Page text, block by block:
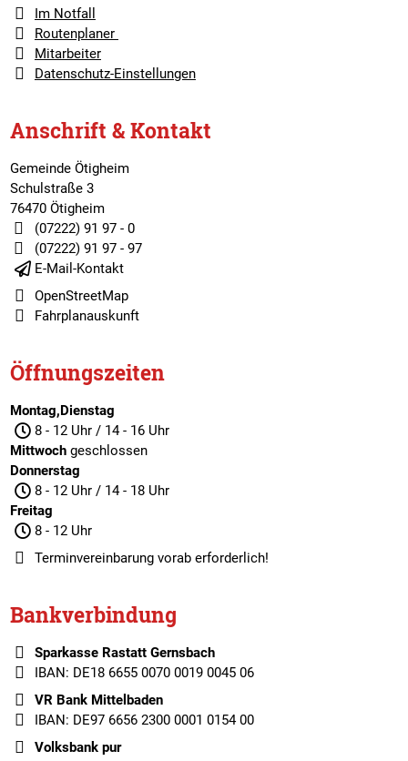
Im Notfall
Routenplaner
Mitarbeiter
Datenschutz-Einstellungen
Anschrift & Kontakt
Gemeinde Ötigheim
Schulstraße 3
76470 Ötigheim
(07222) 91 97 - 0
(07222) 91 97 - 97
E-Mail-Kontakt
OpenStreetMap
Fahrplanauskunft
Öffnungszeiten
Montag,Dienstag
8 - 12 Uhr / 14 - 16 Uhr
Mittwochgeschlossen
Donnerstag
8 - 12 Uhr / 14 - 18 Uhr
Freitag
8 - 12 Uhr
Terminvereinbarungvorab erforderlich!
Bankverbindung
Sparkasse Rastatt Gernsbach
IBAN: DE18 6655 0070 0019 0045 06
VR Bank Mittelbaden
IBAN: DE97 6656 2300 0001 0154 00
Volksbank pur